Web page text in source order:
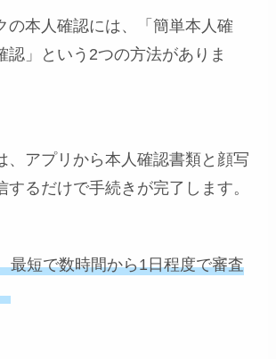
の本人確認には、「簡単本人確
認」という2つの方法がありま
、アプリから本人確認書類と顔写
するだけで手続きが完了します。
最短で数時間から1日程度で審査